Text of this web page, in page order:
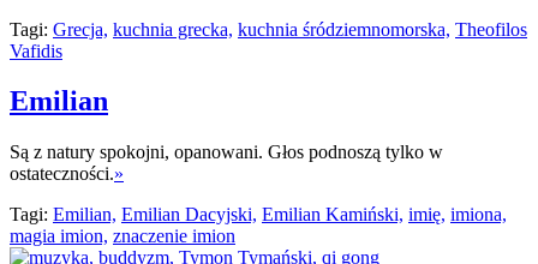
Tagi: Grecja, kuchnia grecka, kuchnia śródziemnomorska, Theofilos
Vafidis
Emilian
Są z natury spokojni, opanowani. Głos podnoszą tylko w
ostateczności.»
Tagi: Emilian, Emilian Dacyjski, Emilian Kamiński, imię, imiona,
magia imion, znaczenie imion